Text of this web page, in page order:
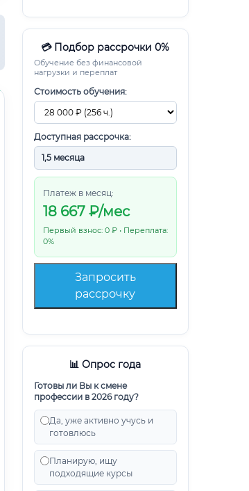
💳 Подбор рассрочки 0%
Обучение без финансовой
нагрузки и переплат
Стоимость обучения:
Доступная рассрочка:
Платеж в месяц:
18 667₽/мес
Первый взнос: 0 ₽ • Переплата:
0%
Запросить
рассрочку
📊 Опрос года
Готовы ли Вы к смене
профессии в 2026 году?
Да, уже активно учусь и
готовлюсь
Планирую, ищу
подходящие курсы